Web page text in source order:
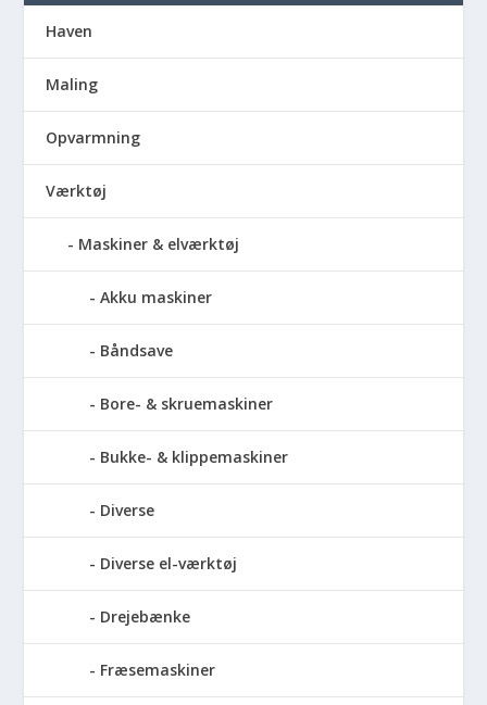
Haven
Maling
Opvarmning
Værktøj
Maskiner & elværktøj
Akku maskiner
Båndsave
Bore- & skruemaskiner
Bukke- & klippemaskiner
Diverse
Diverse el-værktøj
Drejebænke
Fræsemaskiner